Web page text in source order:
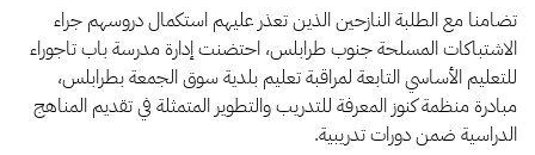
مجانية
للطلبة
النازحين
بطرابلس
تضامنا مع الطلبة النازحين الذين تعذر عليهم استكمال دروسهم جراء
الاشتباكات المسلحة جنوب طرابلس، احتضنت إدارة مدرسة باب تاجوراء
للتعليم الأساسي التابعة لمراقبة تعليم بلدية سوق الجمعة بطرابلس،
مبادرة منظمة كنوز المعرفة للتدريب والتطوير المتمثلة في تقديم المناهج
الدراسية ضمن دورات تدريبية.